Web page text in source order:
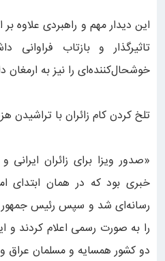
این دیدار مهم و راهبردی علاوه
تاثیرگذار و بازتاب
خوشحال‌کننده‌ای را نیز به
تلخ کردن کام زائران با تراشیدن
«صدور ویزا برای زائران
خبری بود که در همان ابتدای
رسانه‌ای شد و سپس رئیس جمهور
را به صورت رسمی اعلام کردند و
دو کشور همسایه و مسلمان عراق و